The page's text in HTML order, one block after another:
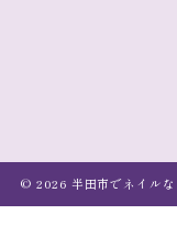
© 2026 半田市でネイル